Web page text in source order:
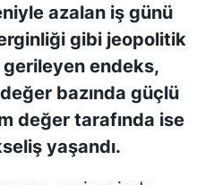
azalan iş günü
gibi jeopolitik
endeks,
bazında güçlü
değer tarafında ise
yaşandı.